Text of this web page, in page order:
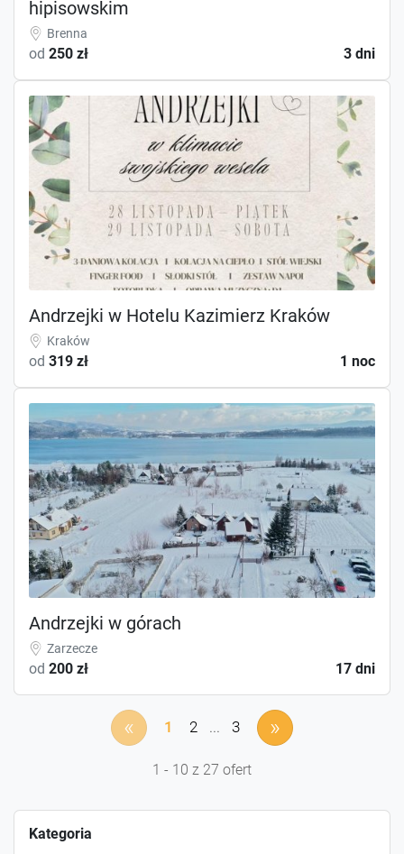
Kategoria
hipisowskim
Brenna
od 250 zł 3 dni
Andrzejki w Hotelu Kazimierz Kraków
Kraków
od 319 zł 1 noc
Andrzejki w górach
Zarzecze
od 200 zł 17 dni
« 1 2 ... 3 »
1 - 10 z 27 ofert